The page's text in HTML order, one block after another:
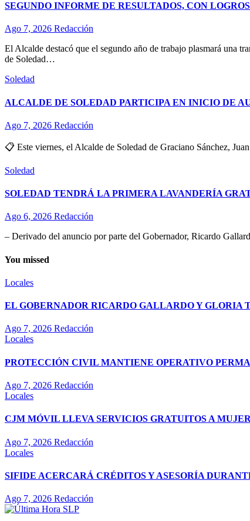
SEGUNDO INFORME DE RESULTADOS, CON
Ago 7, 2026 Redacción
El Alcalde destacó que el segundo año de trabajo plasmará una
de Soledad…
Soledad
ALCALDE DE SOLEDAD PARTICIPA EN INICIO DE
Ago 7, 2026 Redacción
📋 Este viernes, el Alcalde de Soledad de Graciano Sánchez,
Soledad
SOLEDAD TENDRÁ LA PRIMERA LAVANDERÍA
Ago 6, 2026 Redacción
– Derivado del anuncio por parte del Gobernador, Ricardo
You missed
Locales
EL GOBERNADOR RICARDO GALLARDO Y GLORIA
Ago 7, 2026 Redacción
Locales
PROTECCIÓN CIVIL MANTIENE OPERATIVO
Ago 7, 2026 Redacción
Locales
CJM MÓVIL LLEVA SERVICIOS GRATUITOS A
Ago 7, 2026 Redacción
Locales
SIFIDE ACERCARÁ CRÉDITOS Y ASESORÍA
Ago 7, 2026 Redacción